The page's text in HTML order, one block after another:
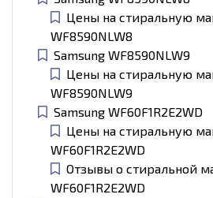
Цены на стиральную
WF8590NLW8
Samsung WF8590NLW9
Цены на стиральную
WF8590NLW9
Samsung WF60F1R2E2WD
Цены на стиральную
WF60F1R2E2WD
Отзывы о стиральной
WF60F1R2E2WD